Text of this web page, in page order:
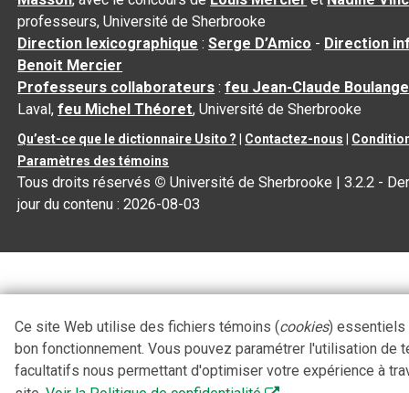
professeurs, Université de Sherbrooke
Direction lexicographique :Serge D’Amico - Direction
Benoit Mercier
Professeurs collaborateurs :feu Jean-Claude
Laval,feu Michel Théoret, Université de Sherbrooke
Qu’est-ce que le dictionnaire Usito ? Contactez-nous
Paramètres des témoins
Tous droits réservés © Université de Sherbrooke |3.2.2 -
jour du contenu :2026-08-03
Ce site Web utilise des fichiers témoins (cookies) essentiels
bon fonctionnement. Vous pouvez paramétrer l'utilisation de
facultatifs nous permettant d'optimiser votre expérience à